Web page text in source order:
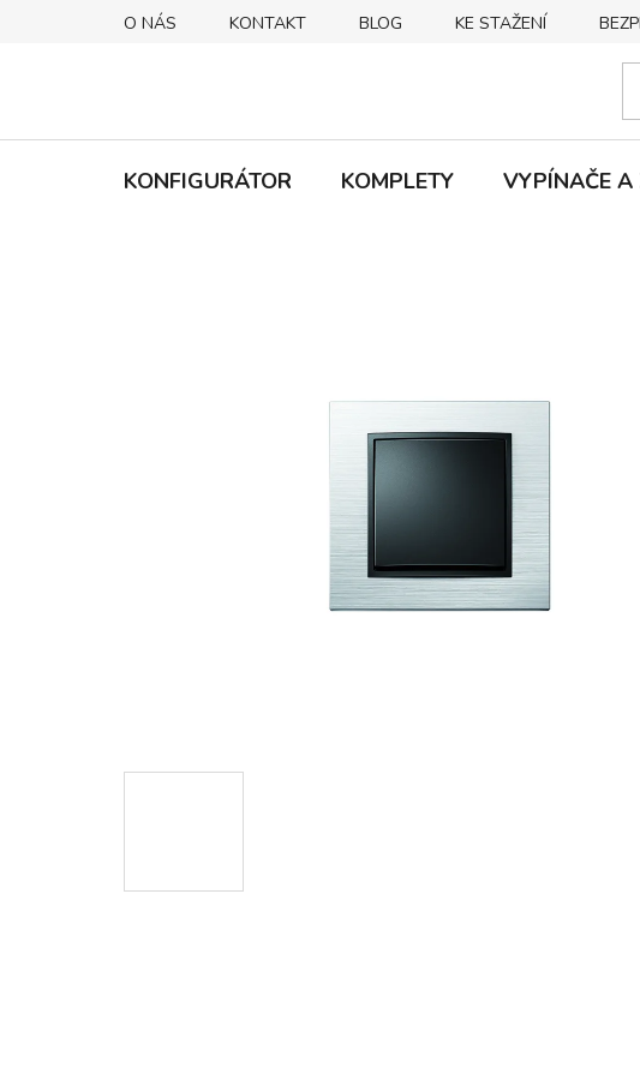
O NÁS KONTAKT BLOG KE STAŽENÍ
KONFIGURÁTOR KOMPLETY VYPÍNAČE